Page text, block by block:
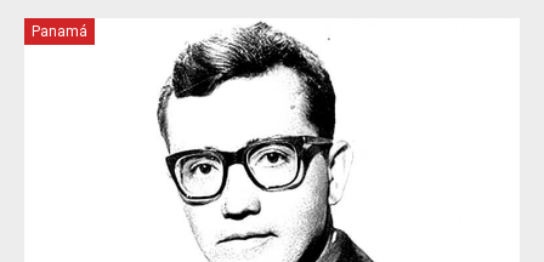
Panamá